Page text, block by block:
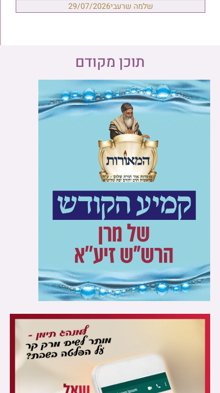
שלמה שרעבי29/07/2026
תוכן מקודם